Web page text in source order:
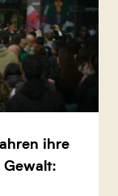
ihre